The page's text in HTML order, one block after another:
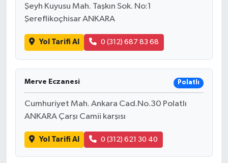
Şeyh Kuyusu Mah. Taşkın Sok. No:1
Şereflikoçhisar ANKARA
Yol Tarifi Al 0 (312) 687 83 68
Merve Eczanesi Polatlı
Cumhuriyet Mah. Ankara Cad.No.30 Polatlı
ANKARA Çarşı Camii karşısı
Yol Tarifi Al 0 (312) 621 30 40